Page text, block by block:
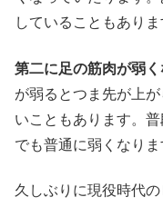
していることもあり
第二に足の筋肉が弱く
が弱るとつま先が上
いこともあります。
でも普通に弱くなりま
久しぶりに現役時代